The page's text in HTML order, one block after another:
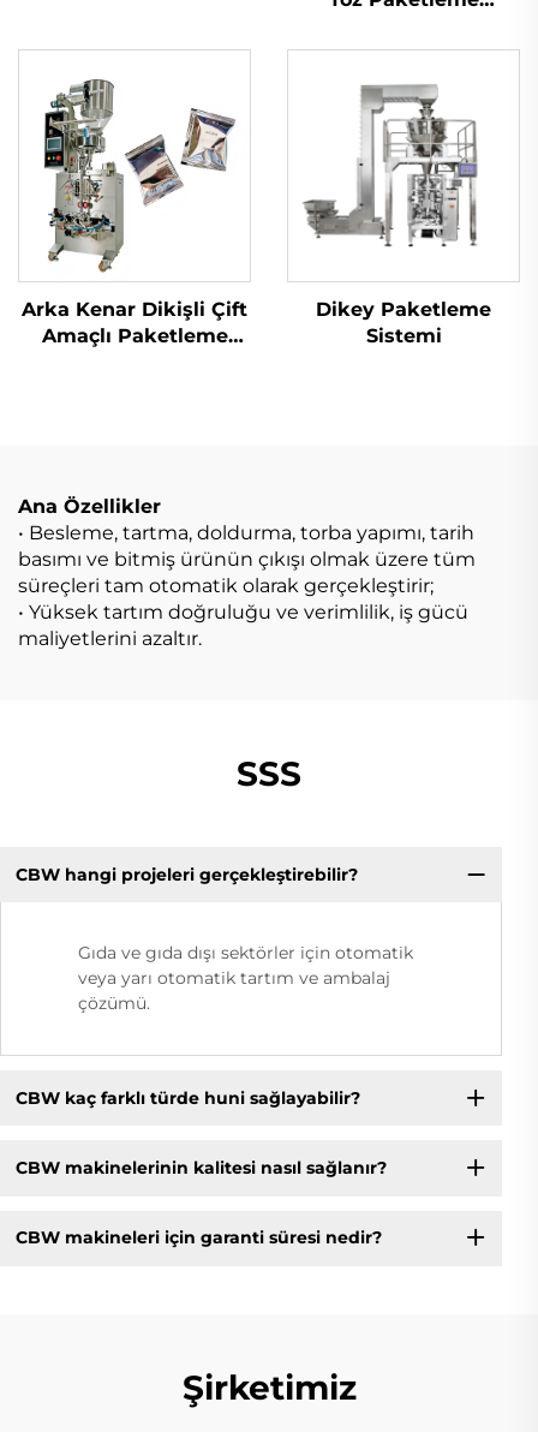
Arka Kenar Dikişli Çift
Amaçlı Paketleme
Dikey Paketleme
Sistemi
Ana Özellikler
• Besleme, tartma, doldurma, torba yapımı, tarih
basımı ve bitmiş ürünün çıkışı olmak üzere tüm
süreçleri tam otomatik olarak gerçekleştirir;
• Yüksek tartım doğruluğu ve verimlilik, iş gücü
maliyetlerini azaltır.
SSS
CBW hangi projeleri gerçekleştirebilir?
Gıda ve gıda dışı sektörler için otomatik
veya yarı otomatik tartım ve ambalaj
çözümü.
CBW kaç farklı türde huni sağlayabilir?
CBW makinelerinin kalitesi nasıl sağlanır?
CBW makineleri için garanti süresi nedir?
Şirketimiz